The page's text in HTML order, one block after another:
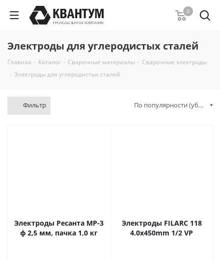
0
Электроды для углеродистых сталей
Главная - Каталог - Сварочные материалы - Сварочные электроды
- Электроды для углеродистых сталей
Фильтр По популярности (убывание)
Электроды Ресанта МР-3
ф 2,5 мм, пачка 1,0 кг
Электроды FILARC 118
4.0x450mm 1/2 VP